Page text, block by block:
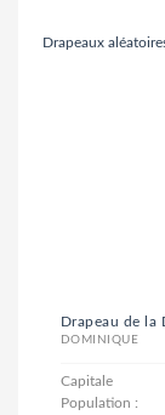
Drapeaux
Drapeau de la
DOMINIQUE
Capitale
Population :